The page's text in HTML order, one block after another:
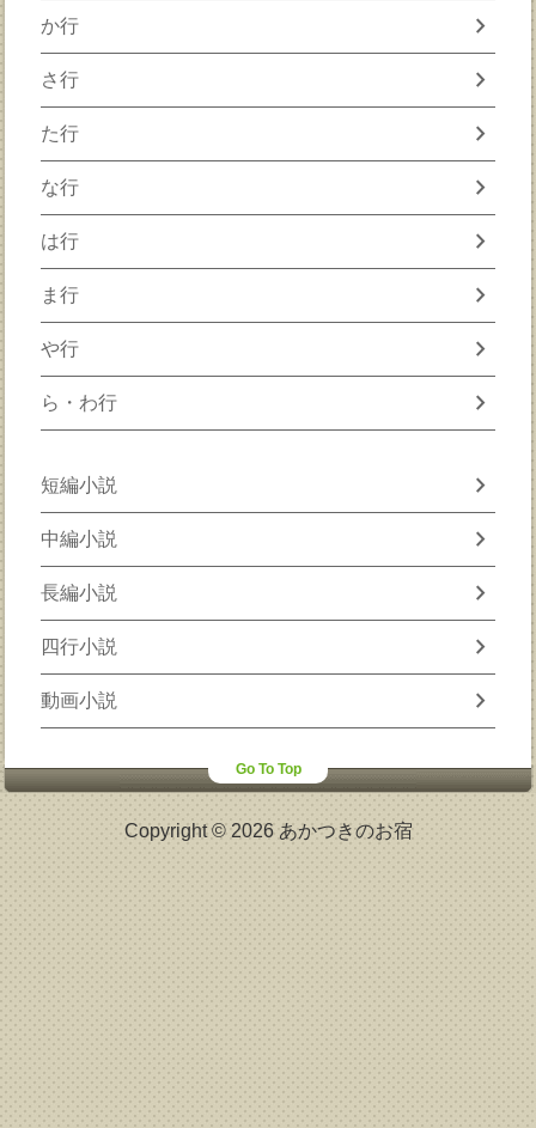
か行 chevron_right
さ行 chevron_right
た行 chevron_right
な行 chevron_right
は行 chevron_right
ま行 chevron_right
や行 chevron_right
ら・わ行 chevron_right
短編小説 chevron_right
中編小説 chevron_right
長編小説 chevron_right
四行小説 chevron_right
動画小説 chevron_right
Go To Top
Copyright © 2026 あかつきのお宿